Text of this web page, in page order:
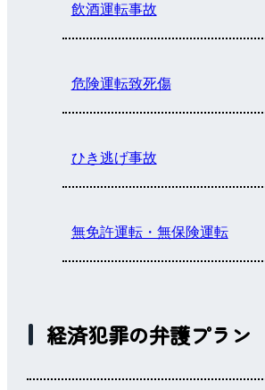
飲酒運転事故
危険運転致死傷
ひき逃げ事故
無免許運転・無保険運転
経済犯罪の弁護プラン